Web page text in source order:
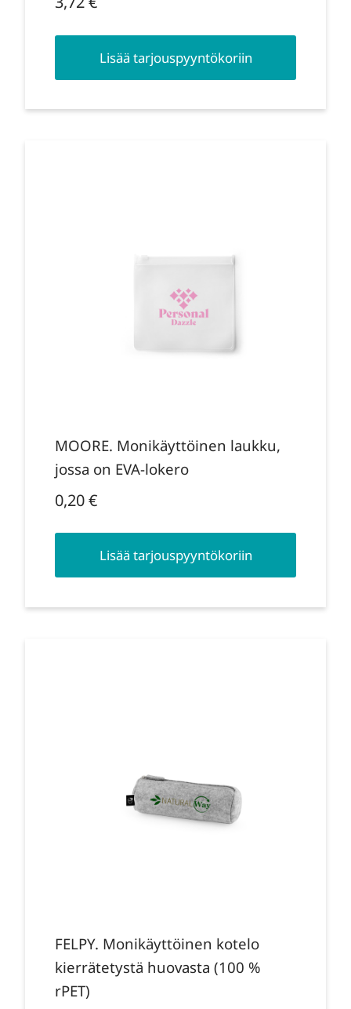
Lisää tarjouspyyntökoriin
MOORE. Monikäyttöinen laukku,
jossa on EVA-lokero
0,20€
Lisää tarjouspyyntökoriin
FELPY. Monikäyttöinen kotelo
kierrätetystä huovasta (100 %
rPET)